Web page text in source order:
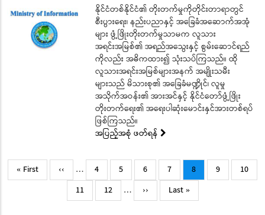
နိုင်ငံတစ်နိုင်ငံ၏ တိုးတက်မှုကိုတိုင်းတာရာတွင်
စီးပွားရေး၊ နည်းပညာနှင့် အခြေခံအဆောက်အအုံ
များ ဖွံ့ဖြိုးတိုးတက်မှုသာမက လူသား
အရင်းအမြစ်၏ အရည်အသွေးနှင့် စွမ်းဆောင်ရည်
ကိုလည်း အဓိကထား၍ သုံးသပ်ကြသည်။ ထို
လူသားအရင်းအမြစ်များအနက် အမျိုးသမီး
များသည် မိသားစု၏ အခြေခံမဏ္ဍိုင်၊ လူမှု
အသိုက်အဝန်း၏ အားအင်နှင့် နိုင်ငံတော်ဖွံ့ဖြိုး
တိုးတက်ရေး၏ အရေးပါဆုံးမောင်းနှင်အားတစ်ရပ်
ဖြစ်ကြသည်။
အပြည့်အစုံ ဖတ်ရန်
Pagination
First
page
« First
Previous
page
‹‹ … Page
4 Page
5 Page
6 Page
7
Current
page
8 Page
9 Page
10
Page
11 Page
12 …
Next
page
››
Last
page
Last »